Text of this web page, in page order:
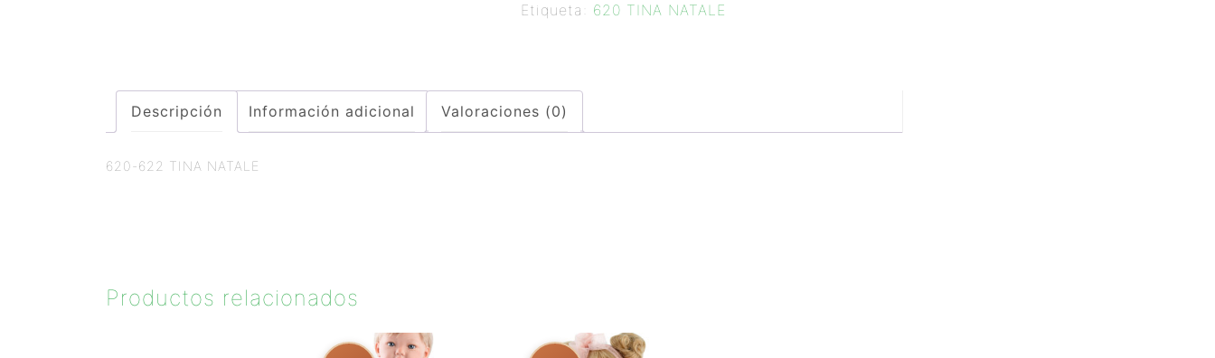
Etiqueta: 620 TINA NATALE
Descripción Información adicional Valoraciones (0)
620-622 TINA NATALE
Productos relacionados